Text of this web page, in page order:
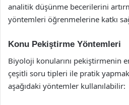
analitik düşünme becerilerini
yöntemleri öğrenmelerine katkı
Konu Pekiştirme Yöntemleri
Biyoloji konularını pekiştirmenin
çeşitli soru tipleri ile pratik
aşağıdaki yöntemler kullanılabilir: